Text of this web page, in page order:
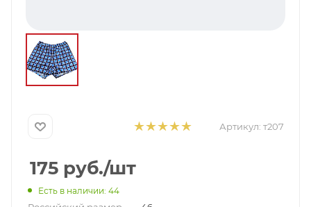
Артикул: т207
175руб./шт
Есть в наличии: 44